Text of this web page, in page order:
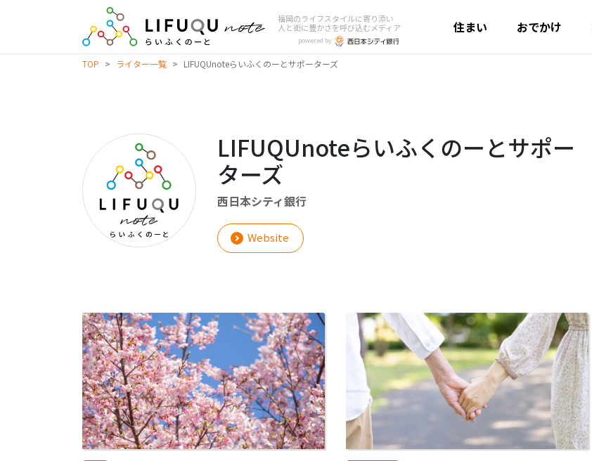
福岡のライフスタイルに寄り添い
人と街に豊かさを呼び込むメディア
powered by
住まい おでかけ
TOP > ライター一覧 > LIFUQUnoteらいふくのーとサポーターズ
LIFUQUnoteらいふくのーとサポー
ターズ
西日本シティ銀行
Website
続
き
を
読
む
>
続
む